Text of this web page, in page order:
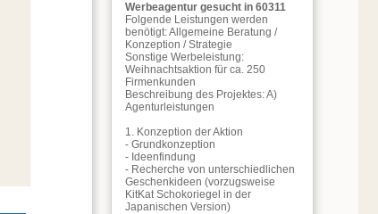
Werbeagentur gesucht in 60311
Folgende Leistungen werden
benötigt: Allgemeine Beratung /
Konzeption / Strategie
Sonstige Werbeleistung:
Weihnachtsaktion für ca. 250
Firmenkunden
Beschreibung des Projektes: A)
Agenturleistungen
1. Konzeption der Aktion
- Grundkonzeption
- Ideenfindung
- Recherche von unterschiedlichen
Geschenkideen (vorzugsweise
KitKat Schokoriegel in der
Japanischen Version)